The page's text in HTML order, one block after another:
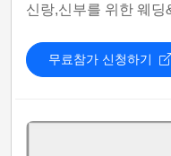
신랑,신부를 위한 웨
무료참가 신청하기